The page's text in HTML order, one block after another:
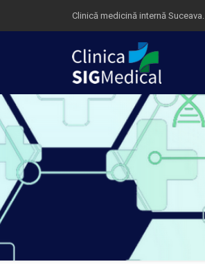
Clinică medicină internă Suceava.